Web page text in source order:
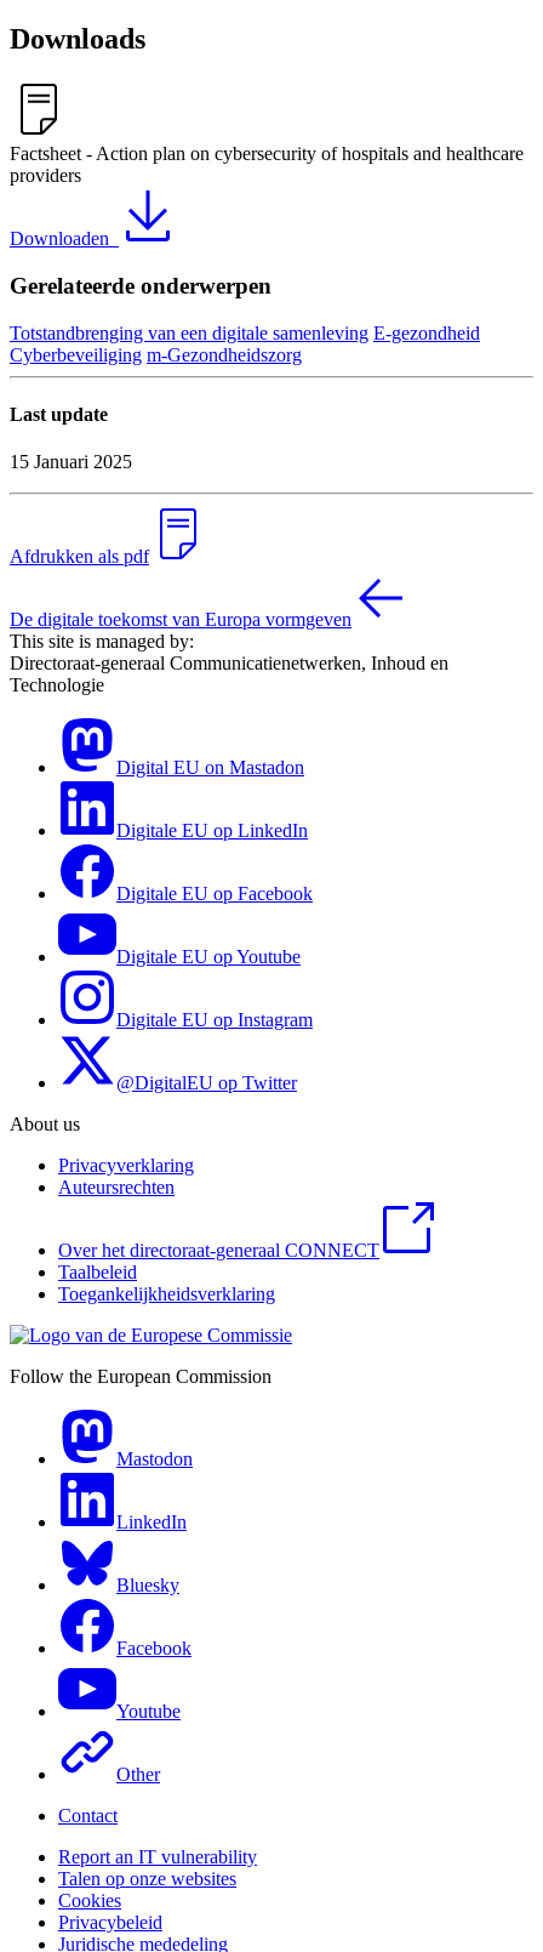
Downloads
Factsheet - Action plan on cybersecurity of hospitals and healthcare
providers
Downloaden
Gerelateerde onderwerpen
Totstandbrenging van een digitale samenleving E-gezondheid
Cyberbeveiliging m-Gezondheidszorg
Last update
15 Januari 2025
Afdrukken als pdf
De digitale toekomst van Europa vormgeven
This site is managed by:
Directoraat-generaal Communicatienetwerken, Inhoud en
Technologie
Digital EU on Mastadon
Digitale EU op LinkedIn
Digitale EU op Facebook
Digitale EU op Youtube
Digitale EU op Instagram
@DigitalEU op Twitter
About us
Privacyverklaring
Auteursrechten
Over het directoraat-generaal CONNECT
Taalbeleid
Toegankelijkheidsverklaring
Follow the European Commission
Mastodon
LinkedIn
Bluesky
Facebook
Youtube
Other
Contact
Report an IT vulnerability
Talen op onze websites
Cookies
Privacybeleid
Juridische mededeling